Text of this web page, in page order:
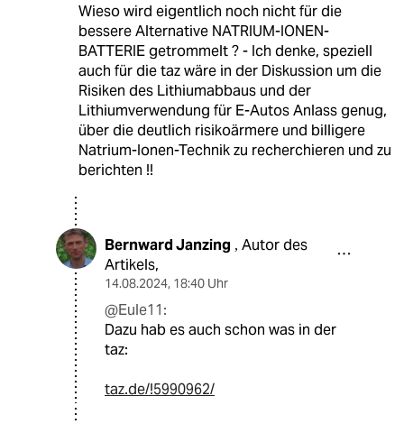
Wieso wird eigentlich noch nicht für die
bessere Alternative NATRIUM-IONEN-
BATTERIE getrommelt ? - Ich denke, speziell
auch für die taz wäre in der Diskussion um die
Risiken des Lithiumabbaus und der
Lithiumverwendung für E-Autos Anlass genug,
über die deutlich risikoärmere und billigere
Natrium-Ionen-Technik zu recherchieren und zu
berichten !!
Bernward Janzing , Autor des
Artikels,
14.08.2024, 18:40 Uhr
@Eule11:
Dazu hab es auch schon was in der
taz:
taz.de/!5990962/